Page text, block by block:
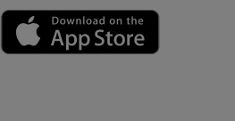
Play market